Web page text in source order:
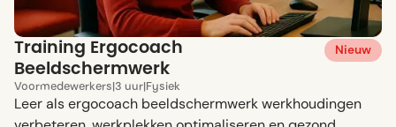
Training Ergocoach
Beeldschermwerk
Nieuw
Voormedewerkers|3 uur|Fysiek
Leer als ergocoach beeldschermwerk werkhoudingen